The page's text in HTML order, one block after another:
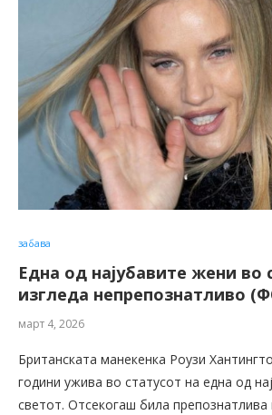
забава
Една од најубавите жени во
изгледа непрепознатливо
март 4, 2026
Британската манекенка Роузи
години ужива во статусот на една од
светот. Отсекогаш била